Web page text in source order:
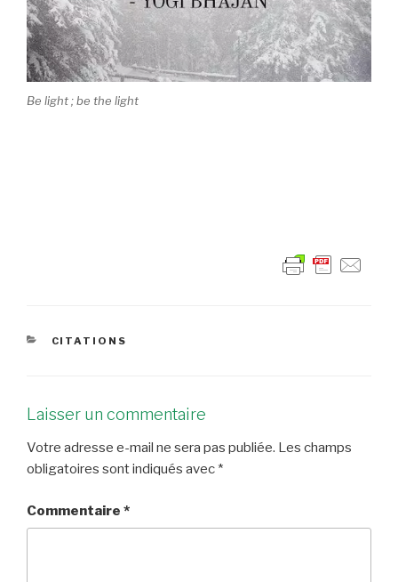
Be light ; be the light
CATÉGORIES
CITATIONS
Laisser un commentaire
Votre adresse e-mail ne sera pas publiée. Les champs
obligatoires sont indiqués avec *
Commentaire *